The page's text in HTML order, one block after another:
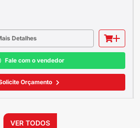
Detalhes
Fale com o vendedor
Orçamento
VER TODOS